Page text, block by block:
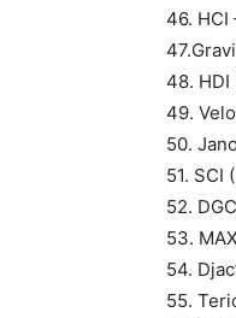
46. HCI
48. HDI
49.
50.
51. SCI
52.
53.
54.
55.